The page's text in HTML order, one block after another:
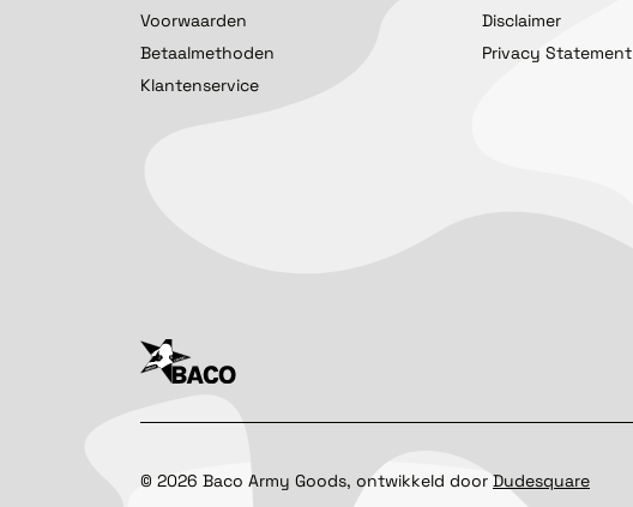
Voorwaarden
Betaalmethoden
Klantenservice
Disclaimer
Privacy Statement
© 2026 Baco Army Goods, ontwikkeld doorDudesquare